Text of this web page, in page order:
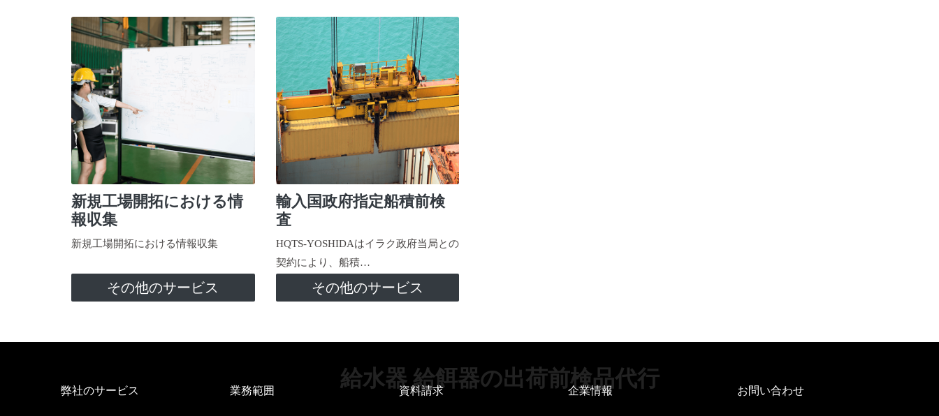
新規工場開拓における情
報収集
新規工場開拓における情報収集
その他のサービス
輸入国政府指定船積前検
査
HQTS-YOSHIDAはイラク政府当局との
契約により、船積…
その他のサービス
給水器 給餌器の出荷前検品代行
弊社のサービス 業務範囲 資料請求 企業情報 お問い合わせ